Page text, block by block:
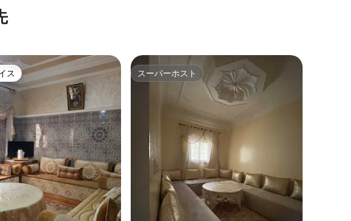
ス
ス スーパーホスト
スーパーホスト